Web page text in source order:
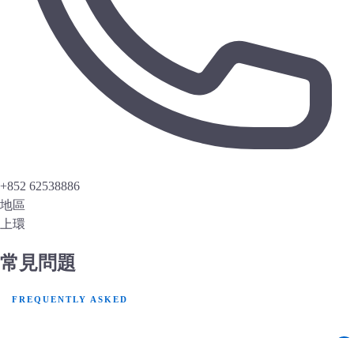
+852 62538886
地區
上環
常見問題
FREQUENTLY ASKED